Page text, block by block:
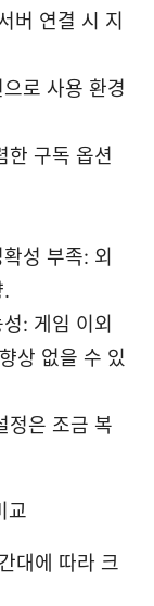
버 연결 시 지
로 사용 환경
한 구독 옵션
성 부족: 외
: 게임 이외
상 없을 수 있
정은 조금 복
교
대에 따라 크